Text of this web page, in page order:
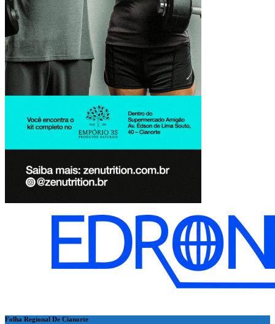
Folha Regional De Cianorte